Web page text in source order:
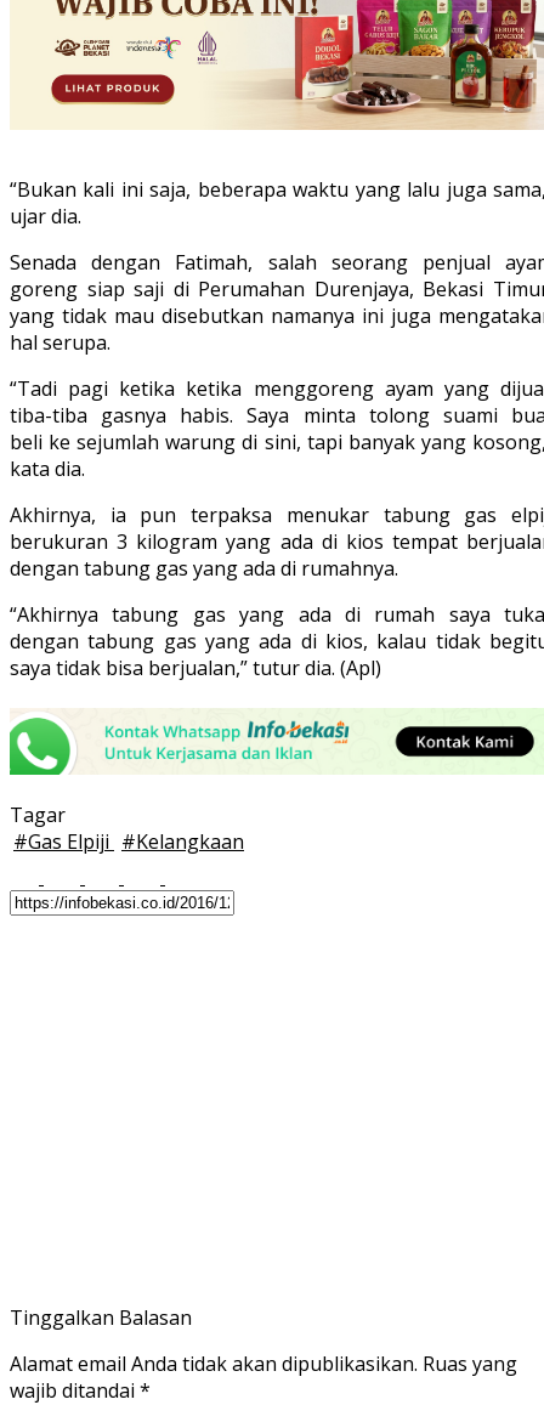
“Bukan kali ini saja, beberapa waktu yang lalu juga
ujar dia.
Senada dengan Fatimah, salah seorang penjual
goreng siap saji di Perumahan Durenjaya, Bekasi
yang tidak mau disebutkan namanya ini juga
hal serupa.
“Tadi pagi ketika ketika menggoreng ayam yang
tiba-tiba gasnya habis. Saya minta tolong suami
beli ke sejumlah warung di sini, tapi banyak yang
kata dia.
Akhirnya, ia pun terpaksa menukar tabung gas
berukuran 3 kilogram yang ada di kios tempat
dengan tabung gas yang ada di rumahnya.
“Akhirnya tabung gas yang ada di rumah saya
dengan tabung gas yang ada di kios, kalau tidak
saya tidak bisa berjualan,” tutur dia. (Apl)
Tagar
#Gas Elpiji #Kelangkaan
Tinggalkan Balasan
Alamat email Anda tidak akan dipublikasikan. Ruas yang
wajib ditandai *